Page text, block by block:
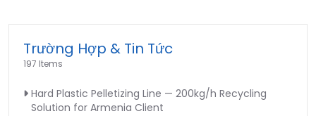
bỏ
PET
Trường Hợp & Tin Tức
197 Items
Hard Plastic Pelletizing Line — 200kg/h Recycling
Solution for Armenia Client